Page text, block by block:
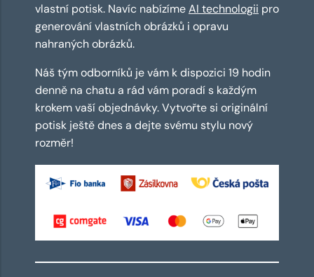
vlastní potisk. Navíc nabízímeAI technologii pro
generování vlastních obrázků i opravu
nahraných obrázků.
Náš tým odborníků je vám k dispozici 19 hodin
denně na chatu a rád vám poradí s každým
krokem vaší objednávky. Vytvořte si originální
potisk ještě dnes a dejte svému stylu nový
rozměr!